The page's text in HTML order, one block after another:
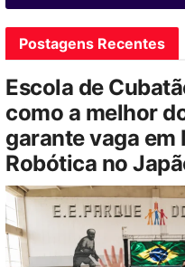
Postagens Recentes
Escola de
como a melhor
garante vaga em
Robótica no